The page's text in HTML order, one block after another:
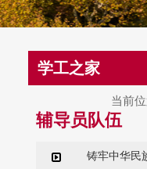
学工之家
当前
辅导员队伍
铸牢中华民